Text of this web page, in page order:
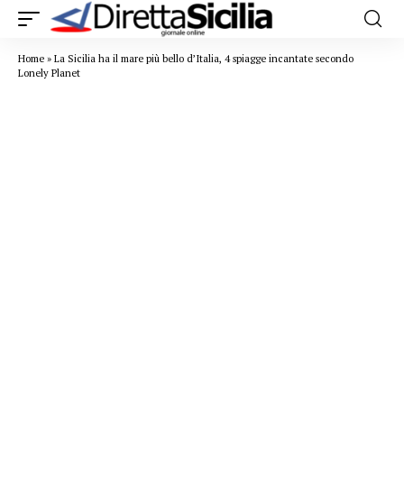
Home » La Sicilia ha il mare più bello d’Italia, 4 spiagge incantate secondo
Lonely Planet